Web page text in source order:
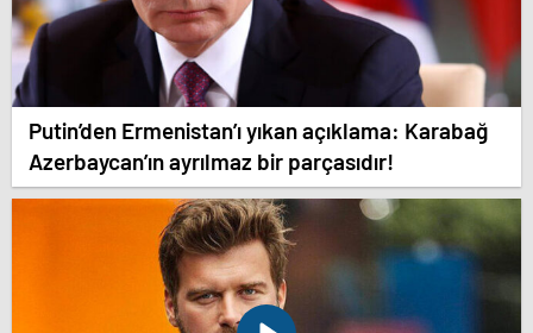
Putin’den Ermenistan’ı yıkan açıklama: Karabağ
Azerbaycan’ın ayrılmaz bir parçasıdır!